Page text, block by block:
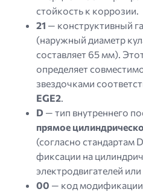
стойкость к коррозии.
21 — конструктивный
(наружный диаметр
составляет 65 мм).
определяет
звездочками
EGE2.
D — тип внутреннего
прямое
(согласно стандартам
фиксации на
электродвигателей
00 — код